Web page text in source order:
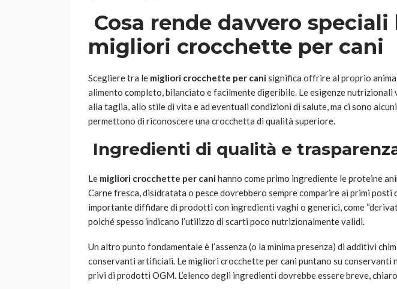
Cosa rende davvero speciali
migliori crocchette per cani
Scegliere tra le migliori crocchette per canisignifica offrire al proprio
alimento completo, bilanciato e facilmente digeribile. Le esigenze nutrizionali
alla taglia, allo stile di vita e ad eventuali condizioni di salute, ma ci sono
permettono di riconoscere una crocchetta di qualità superiore.
Ingredienti di qualità e
Le migliori crocchette per canihanno come primo ingrediente le proteine
Carne fresca, disidratata o pesce dovrebbero sempre comparire ai primi posti
importante diffidare di prodotti con ingredienti vaghi o generici, come
poiché spesso indicano l’utilizzo di scarti poco nutrizionalmente validi.
Un altro punto fondamentale è l’assenza (o la minima presenza) di additivi
conservanti artificiali. Le migliori crocchette per cani puntano su conservanti
privi di prodotti OGM. L’elenco degli ingredienti dovrebbe essere breve,